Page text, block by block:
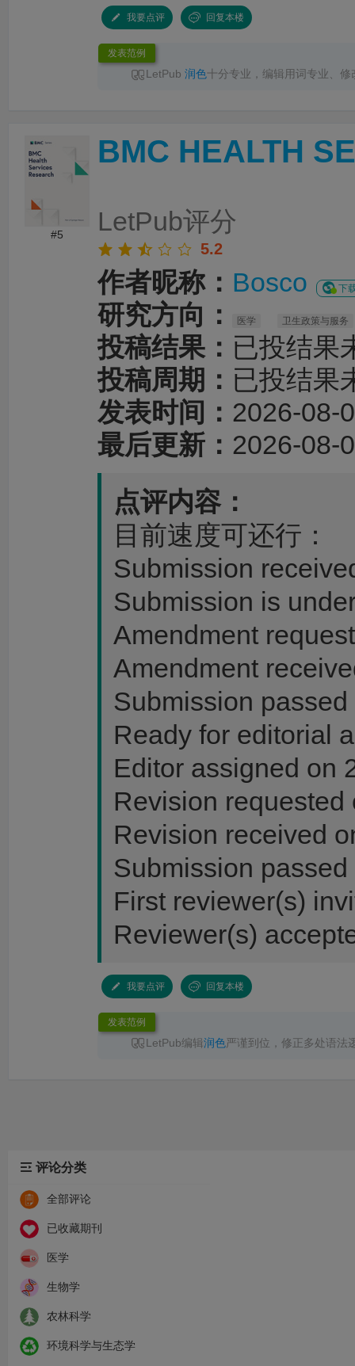
我要点评 回复本楼
发表范例
LetPub 润色十分专业，编辑用词专业、修
#5
BMC HEALTH
LetPub评分
5.2
作者昵称： Bosco 下
研究方向： 医学 卫生政策与服务
投稿结果： 已投结果
投稿周期： 已投结果
发表时间： 2026-08-
最后更新： 2026-08-
点评内容：
目前速度可还行：
Submission
Submission is
Amendment
Amendment
Submission
Ready for editorial
Editor assigned on
Revision
Revision received
Submission
First reviewer(s)
Reviewer(s)
我要点评 回复本楼
发表范例
LetPub编辑润色严谨到位，修正多处语法
评论分类
全部评论
已收藏期刊
医学
生物学
农林科学
环境科学与生态学